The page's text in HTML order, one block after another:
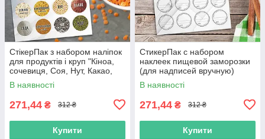
СтікерПак з набором наліпок
для продуктів і круп "Кіноа,
сочевиця, Соя, Нут, Какао,
Сода, Чіа, Маш та ін."
В наявності
271,44 ₴ 312 ₴
Купити
СтикерПак с набором
наклеек пищевой заморозки
(для надписей вручную)
В наявності
271,44 ₴ 312 ₴
Купити